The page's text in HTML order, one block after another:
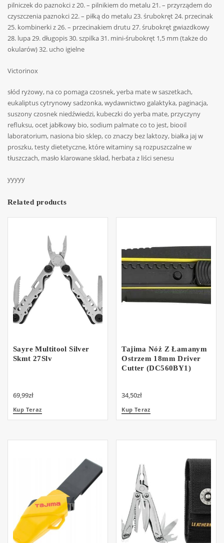
pilniczek do paznokci z 20. – pilnikiem do metalu 21. – przyrządem do
czyszczenia paznokci 22. – piłką do metalu 23. śrubokręt 24. przecinak
25. kombinerki z 26. – przecinakiem drutu 27. śrubokręt gwiazdkowy
28. lupa 29. długopis 30. szpilka 31. mini-śrubokręt 1,5 mm (także do
okularów) 32. ucho igielne
Victorinox
słód ryżowy, na co pomaga czosnek, yerba mate w saszetkach,
eukaliptus cytrynowy sadzonka, wydawnictwo galaktyka, paginacja,
suszony czosnek niedźwiedzi, kubeczki do yerba mate, przyczyny
refluksu, ocet jabłkowy bio, sodium palmate co to jest, biooil
laboratorium, nasiona bio sklep, co znaczy bez laktozy, białka jaj w
proszku, testy dietetyczne, które witaminy są rozpuszczalne w
tłuszczach, masło klarowane skład, herbata z liści senesu
yyyyy
Related products
Sayre Multitool Silver
Skmt 27Slv
69,99zł
Kup Teraz
Tajima Nóż Z Łamanym
Ostrzem 18mm Driver
Cutter (DC560BY1)
34,50zł
Kup Teraz